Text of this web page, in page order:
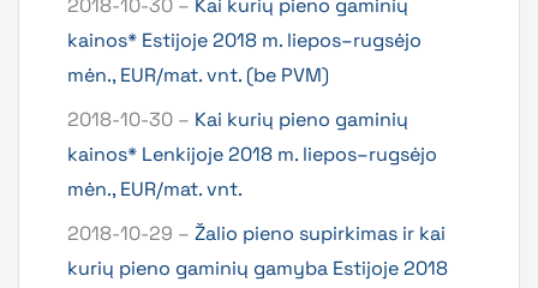
2018-10-30 – Kai kurių pieno gaminių
kainos* Estijoje 2018 m. liepos–rugsėjo
mėn., EUR/mat. vnt. (be PVM)
2018-10-30 – Kai kurių pieno gaminių
kainos* Lenkijoje 2018 m. liepos–rugsėjo
mėn., EUR/mat. vnt.
2018-10-29 – Žalio pieno supirkimas ir kai
kurių pieno gaminių gamyba Estijoje 2018